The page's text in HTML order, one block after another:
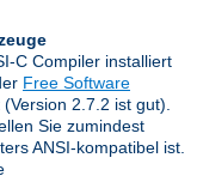
C Compiler installiert
Free Software
2.7.2 ist gut).
Sie zumindest
ANSI-kompatibel ist.